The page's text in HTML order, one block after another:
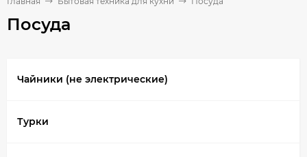
Посуда
Чайники (не электрические)
Турки